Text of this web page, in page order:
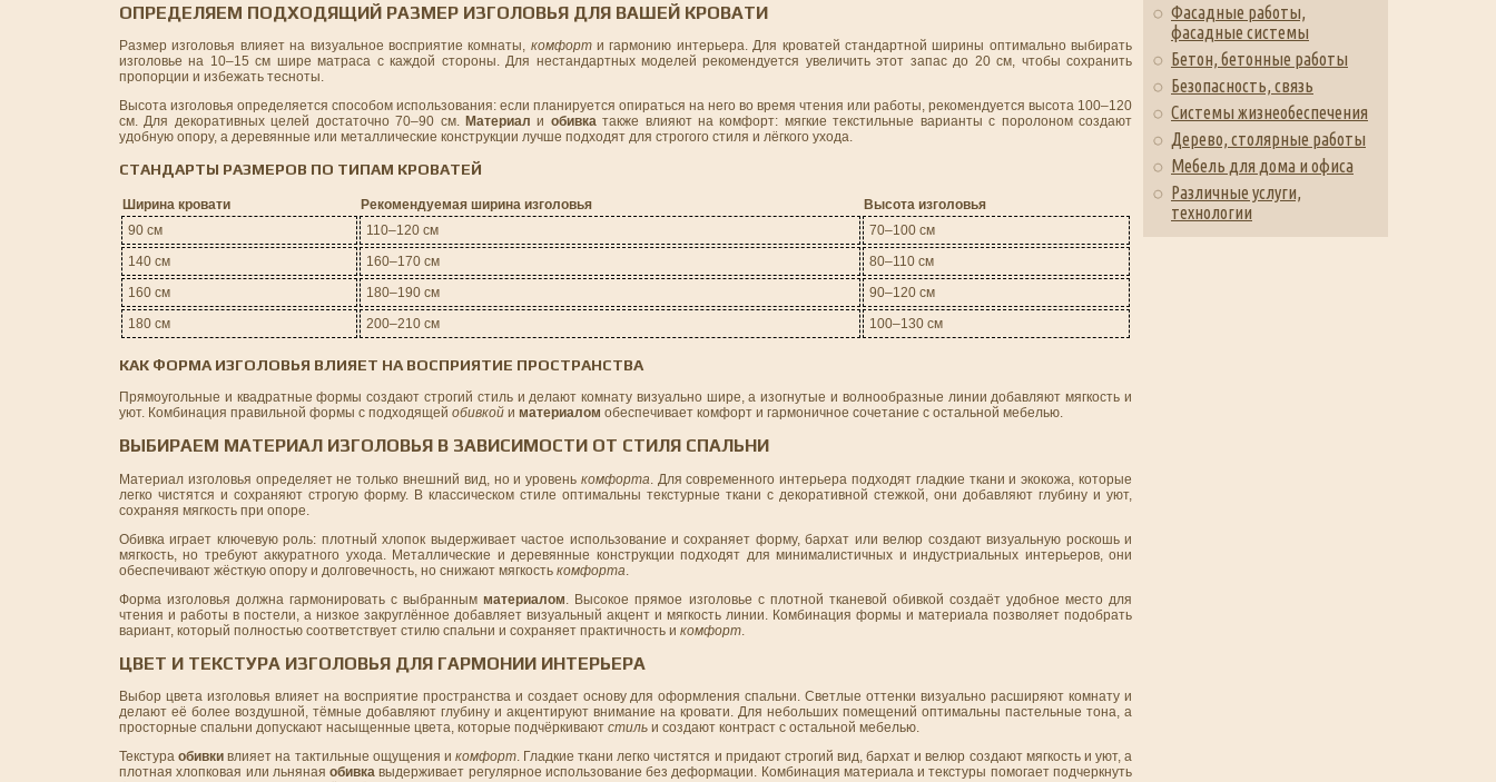
ОПРЕДЕЛЯЕМ ПОДХОДЯЩИЙ РАЗМЕР ИЗГОЛОВЬЯ ДЛЯ ВАШЕЙ КРОВАТИ
Размер изголовья влияет на визуальное восприятие комнаты, комфорти гармонию интерьера. Для кроватей стандартной ширины оптимально выбирать
изголовье на 10–15 см шире матраса с каждой стороны. Для нестандартных моделей рекомендуется увеличить этот запас до 20 см, чтобы сохранить
пропорции и избежать тесноты.
Высота изголовья определяется способом использования: если планируется опираться на него во время чтения или работы, рекомендуется высота 100–120
см. Для декоративных целей достаточно 70–90 см. Материал и обивкатакже влияют на комфорт: мягкие текстильные варианты с поролоном создают
удобную опору, а деревянные или металлические конструкции лучше подходят для строгого стиля и лёгкого ухода.
СТАНДАРТЫ РАЗМЕРОВ ПО ТИПАМ КРОВАТЕЙ
Ширина кровати Рекомендуемая ширина изголовья
Высота изголовья
90 см
110–120 см
70–100 см
140 см
160–170 см
80–110 см
160 см
180–190 см
90–120 см
180 см
200–210 см 100–130 см
КАК ФОРМА ИЗГОЛОВЬЯ ВЛИЯЕТ НА ВОСПРИЯТИЕ ПРОСТРАНСТВА
Прямоугольные и квадратные формы создают строгий стиль и делают комнату визуально шире, а изогнутые и волнообразные линии добавляют мягкость и
уют. Комбинация правильной формы с подходящей обивкой и материалом обеспечивает комфорт и гармоничное сочетание с остальной мебелью.
ВЫБИРАЕМ МАТЕРИАЛ ИЗГОЛОВЬЯ В ЗАВИСИМОСТИ ОТ СТИЛЯ СПАЛЬНИ
Материал изголовья определяет не только внешний вид, но и уровень комфорта . Для современного интерьера подходят гладкие ткани и экокожа, которые
легко чистятся и сохраняют строгую форму. В классическом стиле оптимальны текстурные ткани с декоративной стежкой, они добавляют глубину и уют,
сохраняя мягкость при опоре.
Обивка играет ключевую роль: плотный хлопок выдерживает частое использование и сохраняет форму, бархат или велюр создают визуальную роскошь и
мягкость, но требуют аккуратного ухода. Металлические и деревянные конструкции подходят для минималистичных и индустриальных интерьеров, они
обеспечивают жёсткую опору и долговечность, но снижают мягкость комфорта
Форма изголовья должна гармонировать с выбраннымматериалом . Высокое прямое изголовье с плотной тканевой обивкой создаёт удобное место для
чтения и работы в постели, а низкое закруглённое добавляет визуальный акцент и мягкость линии. Комбинация формы и материала позволяет подобрать
вариант, который полностью соответствует стилю спальни и сохраняет практичность и комфорт
ЦВЕТ И ТЕКСТУРА ИЗГОЛОВЬЯ ДЛЯ ГАРМОНИИ ИНТЕРЬЕРА
Выбор цвета изголовья влияет на восприятие пространства и создает основу для оформления спальни. Светлые оттенки визуально расширяют комнату и
делают её более воздушной, тёмные добавляют глубину и акцентируют внимание на кровати. Для небольших помещений оптимальны пастельные тона, а
просторные спальни допускают насыщенные цвета, которые подчёркивают стиль и создают контраст с остальной мебелью.
Текстураобивки влияет на тактильные ощущения и комфорт. Гладкие ткани легко чистятся и придают строгий вид, бархат и велюр создают мягкость и уют, а
плотная хлопковая или льнянаяобивка выдерживает регулярное использование без деформации. Комбинация материала и текстуры помогает подчеркнуть
Фасадные работы,
фасадные системы
Бетон, бетонные работы
Безопасность, связь
Системы жизнеобеспечения
Дерево, столярные работы
Мебель для дома и офиса
Различные услуги,
технологии